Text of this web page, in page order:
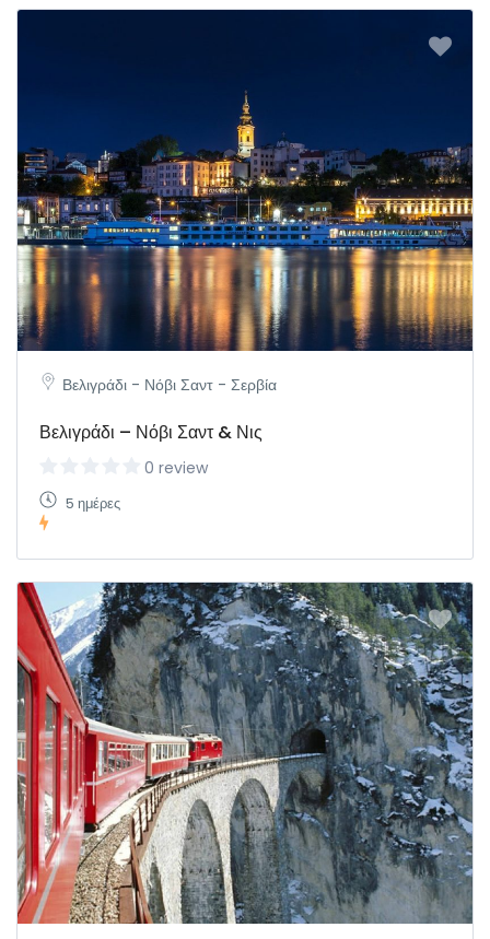
Βελιγράδι - Νόβι Σαντ - Σερβία
Βελιγράδι – Νόβι Σαντ & Νις
0 review
5 ημέρες